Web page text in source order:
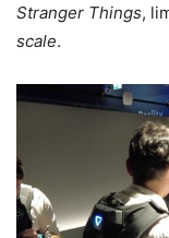
Stranger Things,
scale.